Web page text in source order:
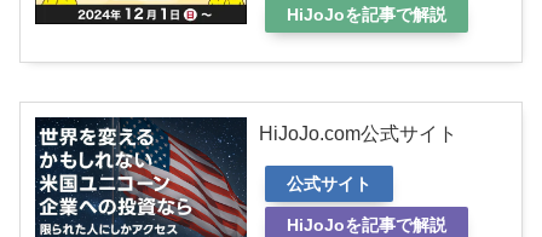
HiJoJoを記事で解説
HiJoJo.com公式サイト
公式サイト
HiJoJoを記事で解説